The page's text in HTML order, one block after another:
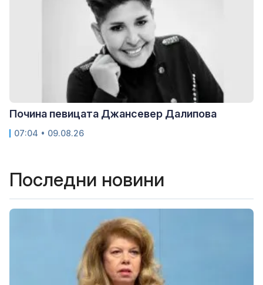
Почина певицата Джансевер Далипова
07:04 • 09.08.26
Последни новини